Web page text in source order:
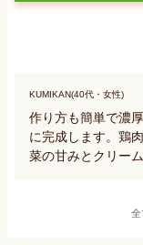
KUMIKAN(40代・女性)
作り方も簡単で濃
に完成します。鶏
菜の甘みとクリー
全